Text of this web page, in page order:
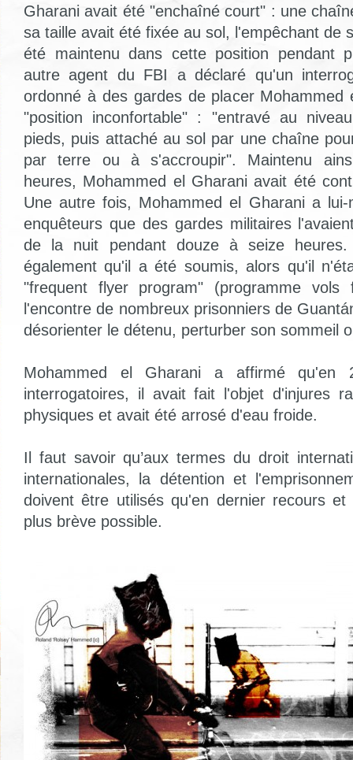
Gharani avait été "enchaîné court" : une
sa taille avait été fixée au sol, l'empêchant de
été maintenu dans cette position pendant
autre agent du FBI a déclaré qu'un
ordonné à des gardes de placer Mohammed
"position inconfortable" : "entravé au
pieds, puis attaché au sol par une chaîne
par terre ou à s'accroupir". Maintenu
heures, Mohammed el Gharani avait été
Une autre fois, Mohammed el Gharani a
enquêteurs que des gardes militaires
de la nuit pendant douze à seize
également qu'il a été soumis, alors qu'il
"frequent flyer program" (programme vols
l'encontre de nombreux prisonniers de
désorienter le détenu, perturber son sommeil
Mohammed el Gharani a affirmé qu'en
interrogatoires, il avait fait l'objet d'injures
physiques et avait été arrosé d'eau froide.
Il faut savoir qu’aux termes du droit
internationales, la détention et
doivent être utilisés qu'en dernier recours
plus brève possible.